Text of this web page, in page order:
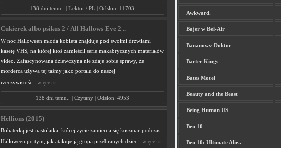
138 dni temu.. | Lektor / PL | Odsłon: 11703
Cukierek albo psikus 2 / All Hallows Eve 2 ..
W noc Halloween młoda kobieta znajduje pod swoimi drzwiami
kasetę VHS, na której ktoś zamieścił serię makabrycznych materiałów
video. Zafascynowana dziewczyna nie zdaje sobie sprawy, że
morderca używa tej taśmy jako portalu do naszej
rzeczywistości. więcej »
138 dni temu.. | Czytany | Odsłon: 4953
Hellions (2015)
Bohaterką jest nastolatka, której życie zamienia się koszmar podczas
Halloween po tym, jak atakuje ją grupa przebranych dzieci. więcej »
Awkward.
Bajer w Bel-Air
Bananowy Doktor
Barter Kings
Bates Motel
Beauty and the Beast
Being Human US
Ben 10
Ben 10: Ultimate Alie..